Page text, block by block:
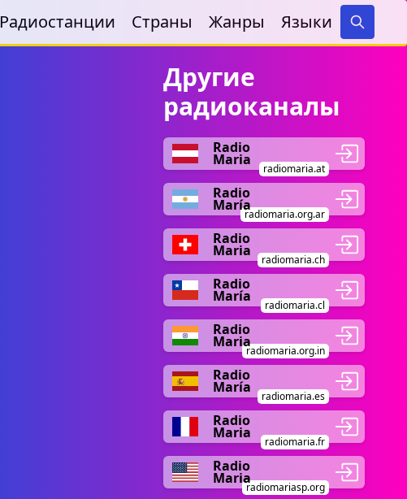
Радиостанции Страны Жанры Языки
Search
Другие
радиоканалы
Radio
Maria
radiomaria.at
Radio
María
radiomaria.org.ar
Radio
Maria
radiomaria.ch
Radio
María
radiomaria.cl
Radio
Maria
radiomaria.org.in
Radio
María
radiomaria.es
Radio
Maria
radiomaria.fr
Radio
Maria
radiomariasp.org